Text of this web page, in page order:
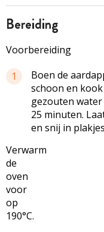
bereiding
Voorbereiding
1
Boen de
schoon en
gezouten
25 minuten.
en snij in
Verwarm
de
oven
voor
op
190°C.